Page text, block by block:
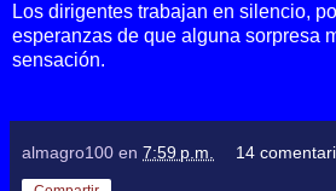
Los dirigentes trabajan en silencio,
esperanzas de que alguna sorpresa
sensación.
almagro100 en 7:59 p.m. 14